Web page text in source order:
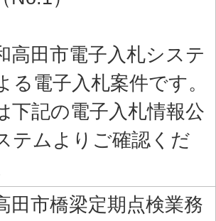
高田市電子入札システ
る電子入札案件です。
下記の電子入札情報公
テムよりご確認くだ
田市橋梁定期点検業務